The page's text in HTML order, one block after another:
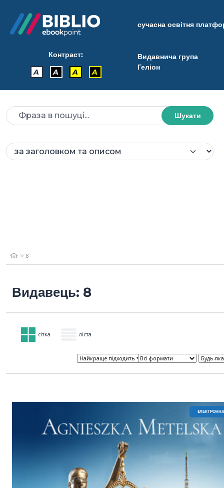
сучасна освітня
Контраст:
A
A A A
Видавнича група
Геліон
Шукати
8
Видавець: 8
сітка ліста